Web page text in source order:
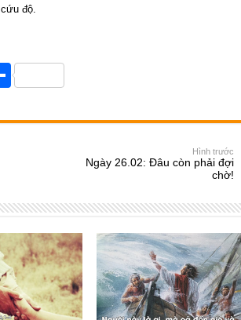
độ.
S
ar
Hình trước
Ngày 26.02: Đâu còn phải đợi
chờ!